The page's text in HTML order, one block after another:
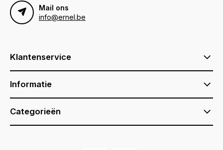
Mail ons
info@ernel.be
Klantenservice
Informatie
Categorieën